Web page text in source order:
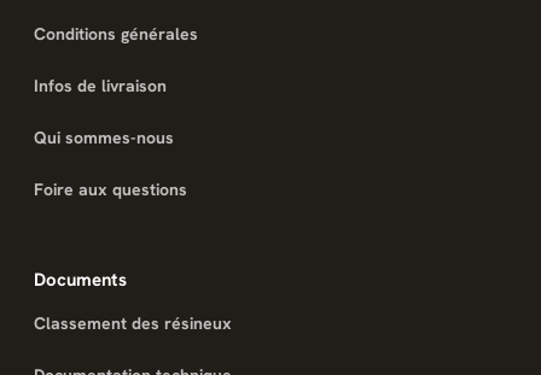
Conditions générales
Infos de livraison
Qui sommes-nous
Foire aux questions
Documents
Classement des résineux